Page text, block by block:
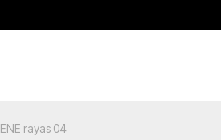
ENE rayas 04